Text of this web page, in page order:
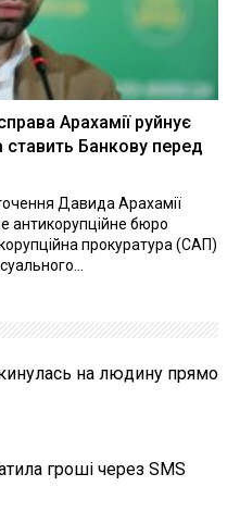
Арахамії руйнує
ставить Банкову перед
Давида Арахамії
антикорупційне бюро
прокуратура (САП)
на людину прямо
гроші через SMS